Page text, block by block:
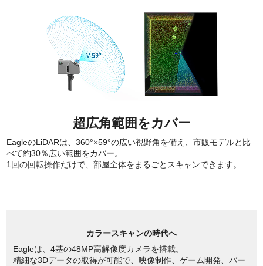
超広角範囲をカバー
EagleのLiDARは、360°×59°の広い視野角を備え、市販モデルと比
べて約30％広い範囲をカバー。
1回の回転操作だけで、部屋全体をまるごとスキャンできます。
カラースキャンの時代へ
Eagleは、4基の48MP高解像度カメラを搭載。
精細な3Dデータの取得が可能で、映像制作、ゲーム開発、バー